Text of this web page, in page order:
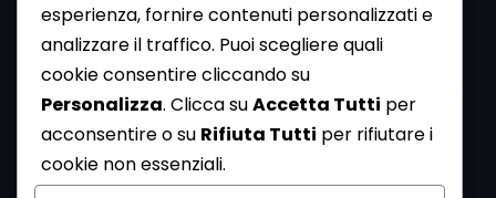
Newsletter
Se vuoi ricevere la Rivista gratuita di archeologia realizzata
dalla Redazione di ArcheoMedia iscriviti alla nostra
Newsletter [Clicca Qui]
esperienza, fornire contenuti personalizzati e
analizzare il traffico. Puoi scegliere quali
cookie consentire cliccando su
Personalizza. Clicca suAccetta Tutti per
acconsentire o su Rifiuta Tutti per rifiutare i
cookie non essenziali.